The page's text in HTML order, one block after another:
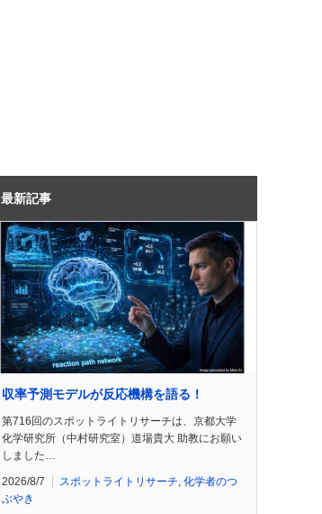
最新記事
収率予測モデルが反応機構を語る！
第716回のスポットライトリサーチは、京都大学
化学研究所（中村研究室）道場貴大 助教にお願い
しました…
2026/8/7 スポットライトリサーチ 化学者のつ
ぶやき